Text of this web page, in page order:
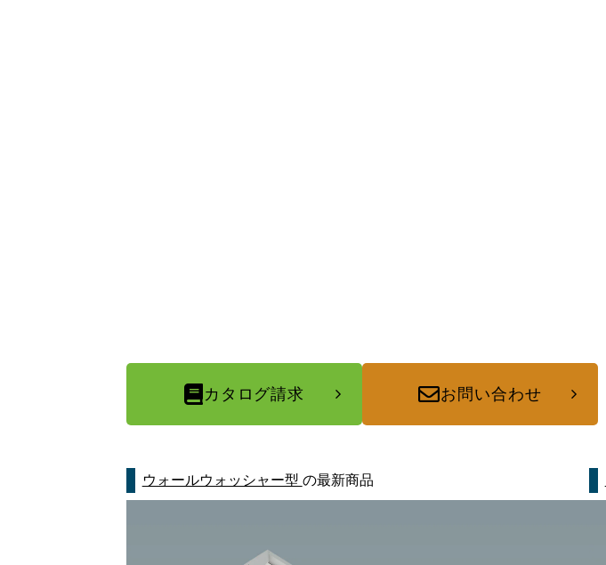
カタログ請求 お問い合わせ
ウォールウォッシャー型 の最新商品